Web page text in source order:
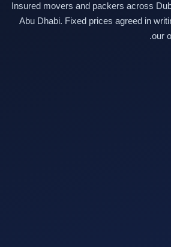
Insured movers and packers across
Abu Dhabi. Fixed prices agreed in
our